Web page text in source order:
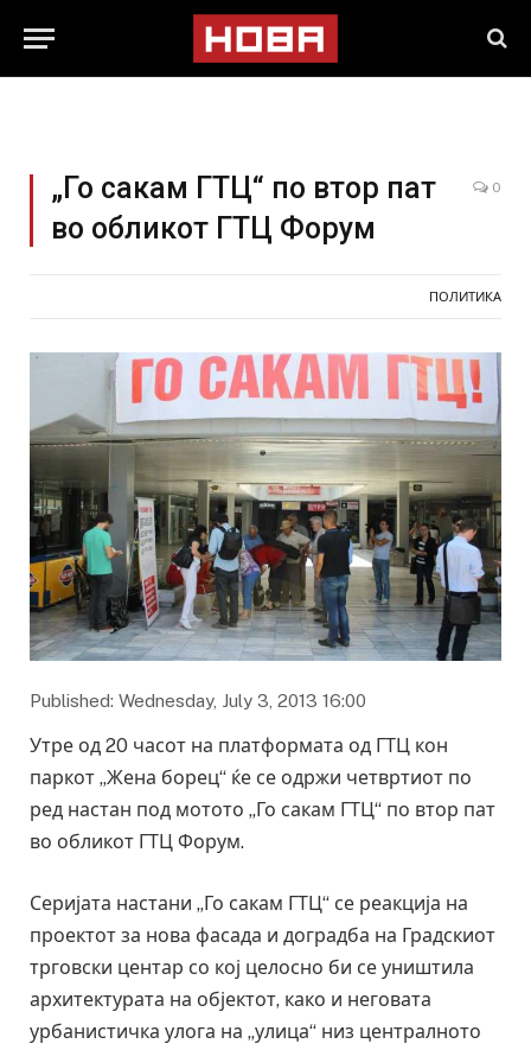
„Го сакам ГТЦ“ по втор пат
во обликот ГТЦ Форум
0
ПОЛИТИКА
Published: Wednesday, July 3, 2013 16:00
Утре од 20 часот на платформата од ГТЦ кон
паркот „Жена борец“ ќе се одржи четвртиот по
ред настан под мотото „Го сакам ГТЦ“ по втор пат
во обликот ГТЦ Форум.
Серијата настани „Го сакам ГТЦ“ се реакција на
проектот за нова фасада и доградба на Градскиот
трговски центар со кој целосно би се уништила
архитектурата на објектот, како и неговата
урбанистичка улога на „улица“ низ централното